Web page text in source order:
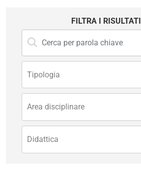
FILTRA I RISULTATI
Tipologia
Area disciplinare
Didattica